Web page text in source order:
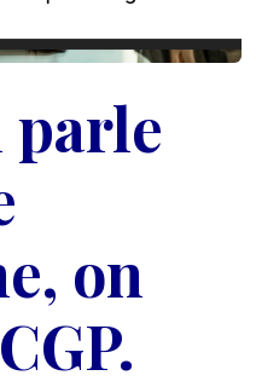
parle
on